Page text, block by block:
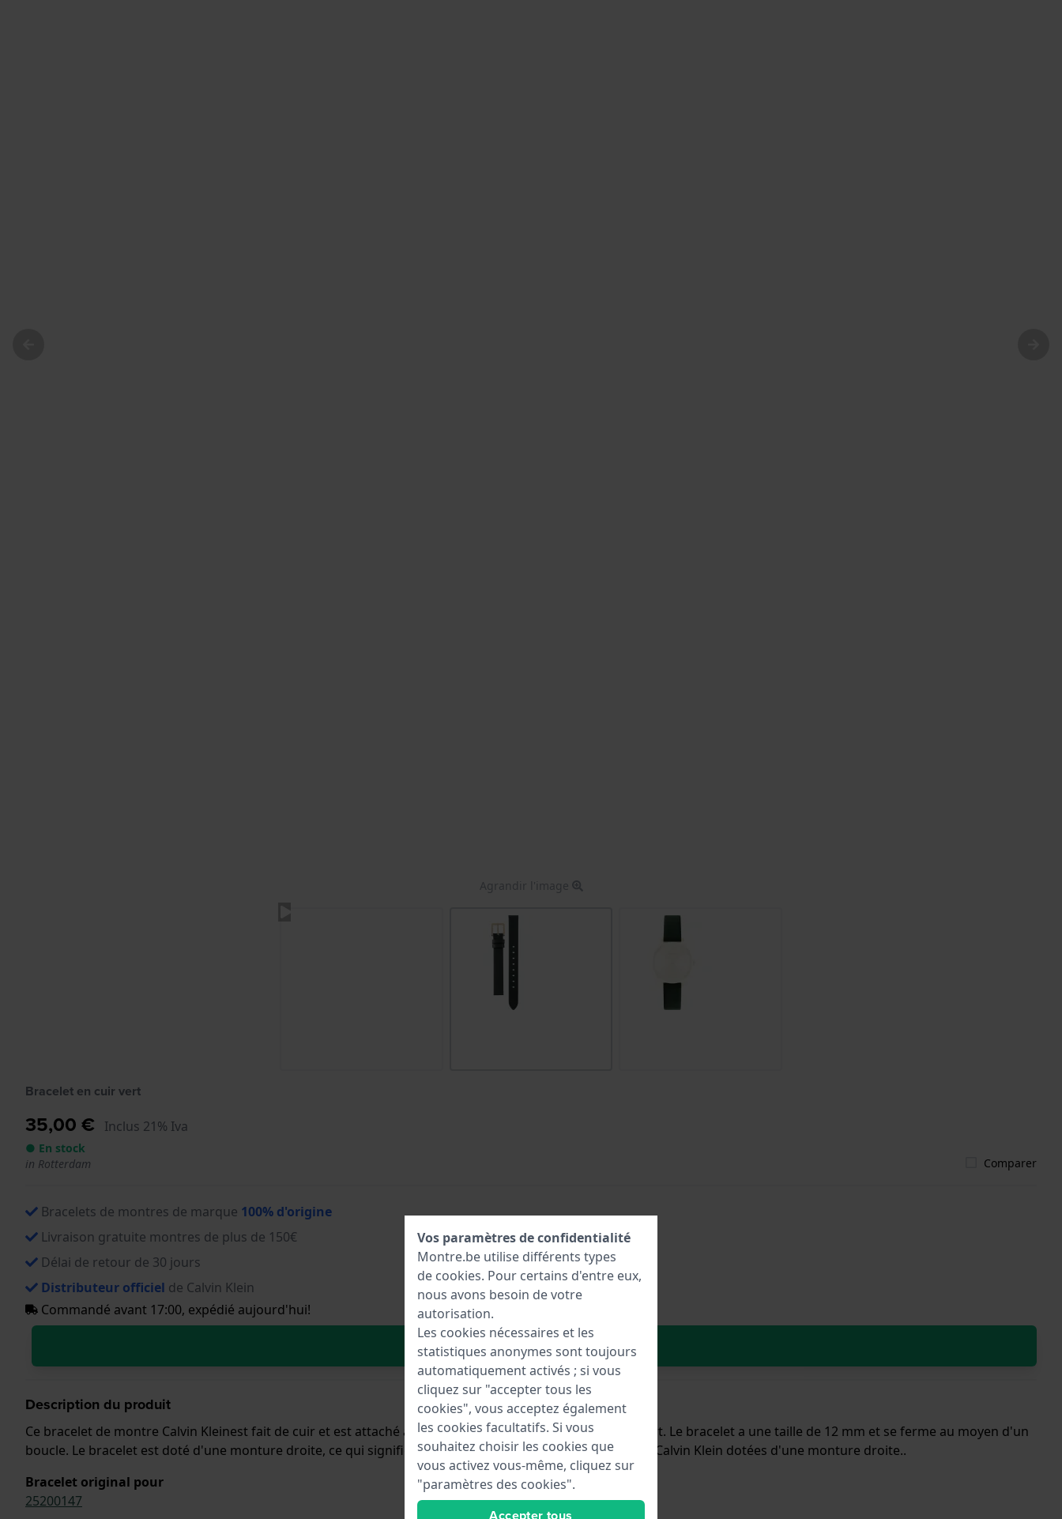
Agrandir l'image
Bracelet en cuir vert
35,00 € Inclus 21% Iva
● En stock
in Rotterdam
Comparer
Bracelets de montres de marque 100% d'origine
Livraison gratuite montres de plus de 150€
Délai de retour de 30 jours
Distributeur officiel de Calvin Klein
Commandé avant 17:00, expédié aujourd'hui!
Dans le Panier
Description du produit
Ce bracelet de montre Calvin Kleinest fait de cuir et est attaché à la montre au moyen de Épingles à ressort. Le bracelet a une taille de 12 mm et se ferme au moyen d'un
boucle. Le bracelet est doté d'une monture droite, ce qui signifie qu'il convient à toutes les montres de la Calvin Klein dotées d'une monture droite..
Bracelet original pour
25200147
Vos paramètres de confidentialité
Montre.be utilise différents types
de cookies. Pour certains d'entre eux,
nous avons besoin de votre
autorisation.
Les cookies nécessaires et les
statistiques anonymes sont toujours
automatiquement activés ; si vous
cliquez sur "accepter tous les
cookies", vous acceptez également
les cookies facultatifs. Si vous
souhaitez choisir les cookies que
vous activez vous-même, cliquez sur
"paramètres des cookies".